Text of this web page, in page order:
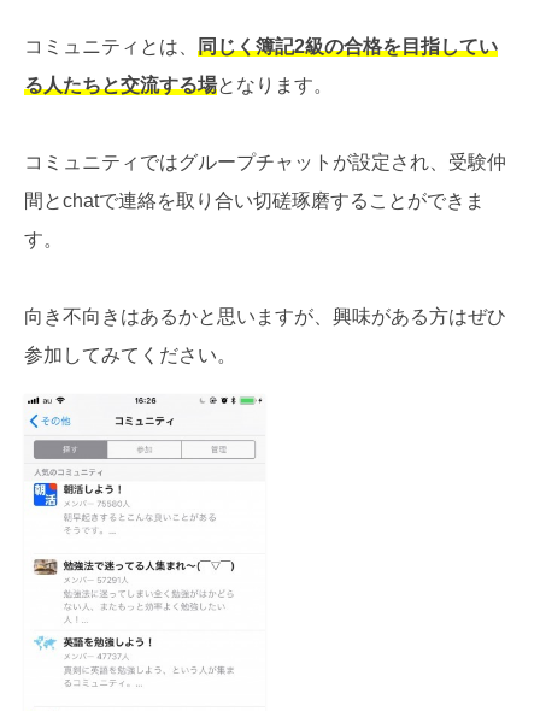
コミュニティとは、 同じく簿記2級の合格を目指してい
る人たちと交流する場となります。
コミュニティではグループチャットが設定され、受験仲
間とchatで連絡を取り合い切磋琢磨することができま
す。
向き不向きはあるかと思いますが、興味がある方はぜひ
参加してみてください。